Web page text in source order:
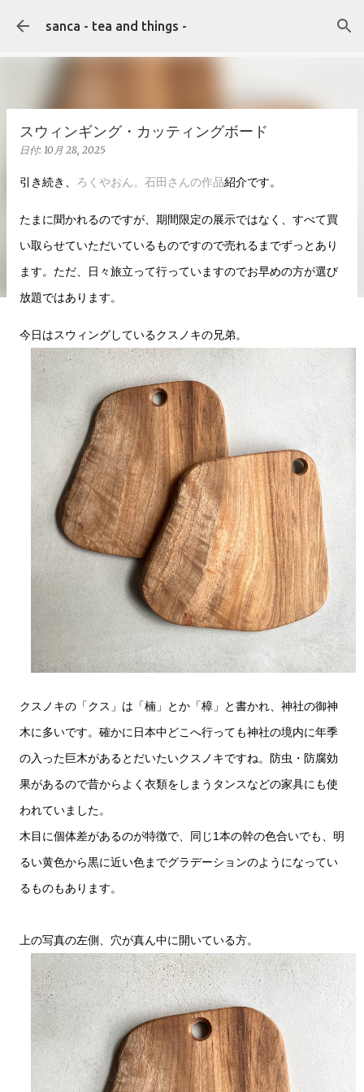
スキップしてメイン コンテンツに移動
sanca - tea and things -
スウィンギング・カッティングボード
日付: 10月 28, 2025
引き続き、 ろくやおん。石田さんの作品紹介です。
たまに聞かれるのですが、期間限定の展示ではなく、すべて買
い取らせていただいているものですので売れるまでずっとあり
ます。ただ、日々旅立って行っていますのでお早めの方が選び
放題ではあります。
今日はスウィングしているクスノキの兄弟。
クスノキの「クス」は「楠」とか「樟」と書かれ、神社の御神
木に多いです。確かに日本中どこへ行っても神社の境内に年季
の入った巨木があるとだいたいクスノキですね。防虫・防腐効
果があるので昔からよく衣類をしまうタンスなどの家具にも使
われていました。
木目に個体差があるのが特徴で、同じ1本の幹の色合いでも、明
るい黄色から黒に近い色までグラデーションのようになってい
るものもあります。
上の写真の左側、穴が真ん中に開いている方。